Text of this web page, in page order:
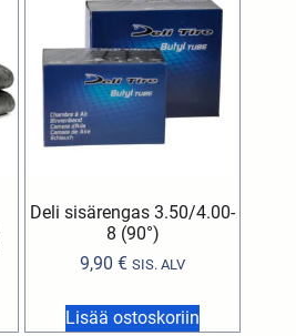
Deli sisärengas 3.50/4.00-
8 (90°)
9,90€ SIS. ALV
Lisää ostoskoriin